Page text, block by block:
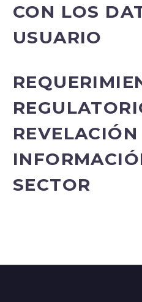
CON LOS
USUARIO
REVELACIÓN
SECTOR